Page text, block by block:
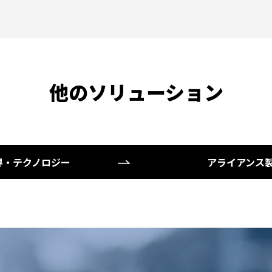
他のソリューション
テクノロジー アライアンス